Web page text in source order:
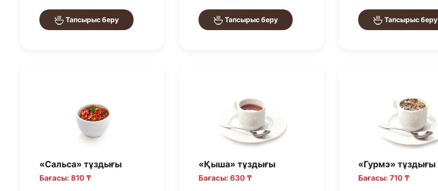
Тапсырыс беру Тапсырыс беру Тапсырыс беру
«Сальса» тұздығы
Бағасы: 810 ₸
«Қыша» тұздығы
Бағасы: 630 ₸
«Гурмэ» тұздығы
Бағасы: 710 ₸